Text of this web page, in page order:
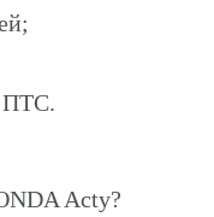
ПТС.
Acty?